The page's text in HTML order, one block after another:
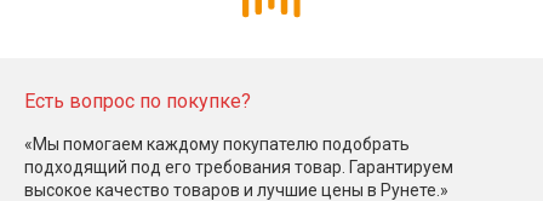
Есть вопрос по покупке?
«Мы помогаем каждому покупателю подобрать
подходящий под его требования товар. Гарантируем
высокое качество товаров и лучшие цены в Рунете.»